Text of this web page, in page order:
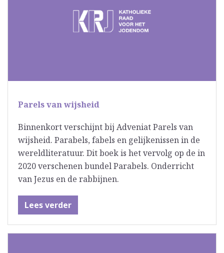
Parels van wijsheid
Binnenkort verschijnt bij Adveniat Parels van
wijsheid. Parabels, fabels en gelijkenissen in de
wereldliteratuur. Dit boek is het vervolg op de in
2020 verschenen bundel Parabels. Onderricht
van Jezus en de rabbijnen.
Lees verder